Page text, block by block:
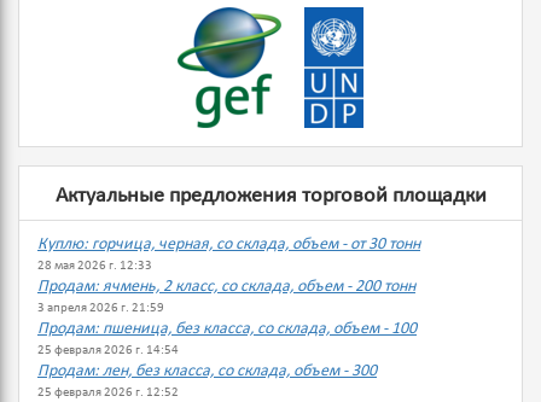
Актуальные предложения торговой площадки
Куплю: горчица, черная, со склада, объем - от 30 тонн
28 мая 2026 г. 12:33
Продам: ячмень, 2 класс, со склада, объем - 200 тонн
3 апреля 2026 г. 21:59
Продам: пшеница, без класса, со склада, объем - 100
25 февраля 2026 г. 14:54
Продам: лен, без класса, со склада, объем - 300
25 февраля 2026 г. 12:52